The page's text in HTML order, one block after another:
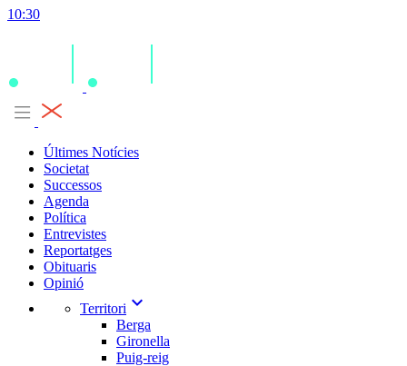
10:30
Últimes Notícies
Societat
Successos
Agenda
Política
Entrevistes
Reportatges
Obituaris
Opinió
Territori expand_more
Berga
Gironella
Puig-reig